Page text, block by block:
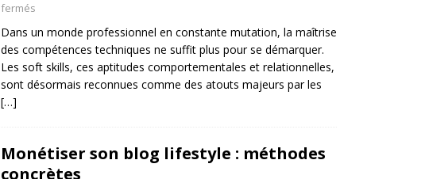
fermés
Dans un monde professionnel en constante mutation, la maîtrise
des compétences techniques ne suffit plus pour se démarquer.
Les soft skills, ces aptitudes comportementales et relationnelles,
sont désormais reconnues comme des atouts majeurs par les
[…]
Monétiser son blog lifestyle : méthodes
concrètes